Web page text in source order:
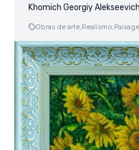
Khomich Georgiy
Obras de arte,Realismo,